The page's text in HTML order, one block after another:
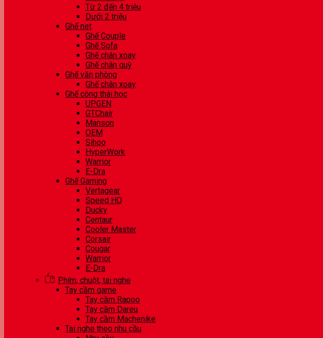
Từ 2 đến 4 triệu
Dưới 2 triệu
Ghế net
Ghế Couple
Ghế Sofa
Ghế chân xoay
Ghế chân quỳ
Ghế văn phòng
Ghế chân xoay
Ghế công thái học
UPGEN
GTChair
Manson
OEM
Sihoo
HyperWork
Warrior
E-Dra
Ghế Gaming
Vertagear
Speed HQ
Ducky
Centaur
Cooler Master
Corsair
Cougar
Warrior
E-Dra
Phím, chuột, tai nghe
Tay cầm game
Tay cầm Rapoo
Tay cầm Dareu
Tay cầm Machenike
Tai nghe theo nhu cầu